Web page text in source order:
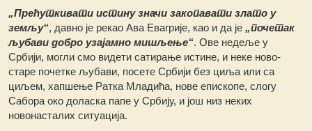
„Прећуткивати истину значи закопавати злато у
земљу“, давно је рекао Ава Евагрије, као и да је„почетак
љубави добро узајамно мишљење“. Ове недеље у
Србији, могли смо видети сатирање истине, и неке ново-
старе почетке љубави, посете Србији без циља или са
циљем, хапшење Ратка Младића, нове епископе, слогу
Сабора око доласка папе у Србију, и још низ неких
новонасталих ситуација.